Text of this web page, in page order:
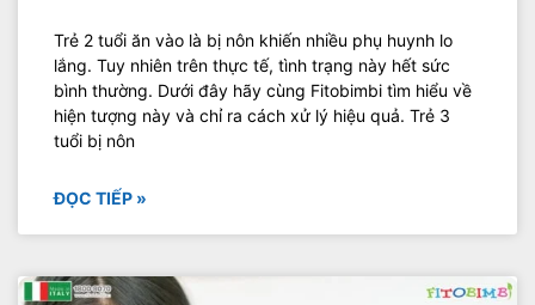
Trẻ 2 tuổi ăn vào là bị nôn khiến nhiều phụ huynh lo
lắng. Tuy nhiên trên thực tế, tình trạng này hết sức
bình thường. Dưới đây hãy cùng Fitobimbi tìm hiểu về
hiện tượng này và chỉ ra cách xử lý hiệu quả. Trẻ 3
tuổi bị nôn
ĐỌC TIẾP »